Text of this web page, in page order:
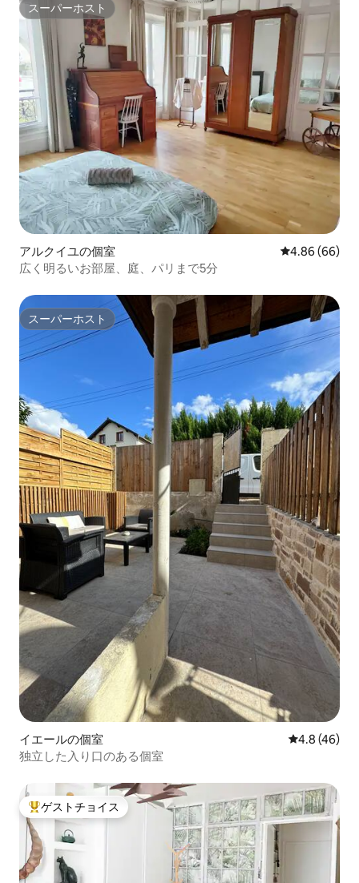
スーパーホスト
スーパーホスト
アルクイユの個室 レビュー66件
4.86 (66)
広く明るいお部屋、庭、パリまで5分
スーパーホスト
スーパーホスト
イエールの個室 レビュー46
4.8 (46)
独立した入り口のある個室
大好評のゲストチョイスです。
ゲストチョイス